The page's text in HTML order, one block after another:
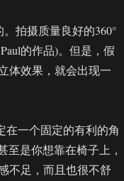
拍摄质量良好的360°
的作品)。但是，假
体效果，就会出现一
在一个固定的有利的角
至是你想靠在椅子上，
不足，而且也很不舒